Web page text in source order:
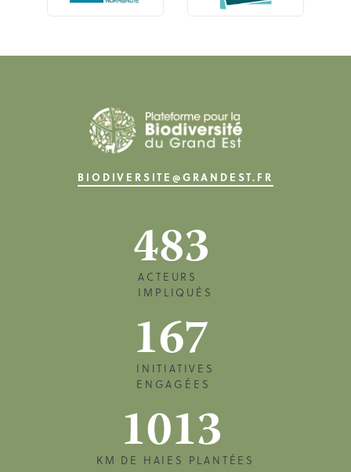
BIODIVERSITE@GRANDEST.FR
483
ACTEURS
IMPLIQUÉS
167
INITIATIVES
ENGAGÉES
1013
KM DE HAIES PLANTÉES